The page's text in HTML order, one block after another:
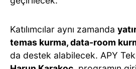
Katılımcılar aynı zamanda
temas kurma, data-room
da destek alabilecek. APY